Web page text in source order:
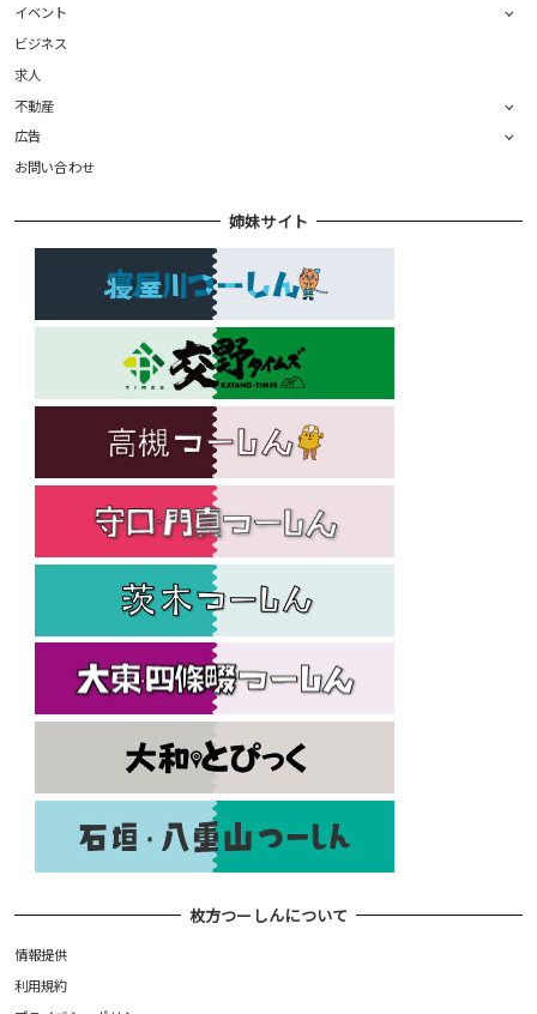
イベント
ビジネス
求人
不動産
広告
お問い合わせ
姉妹サイト
枚方つーしんについて
情報提供
利用規約